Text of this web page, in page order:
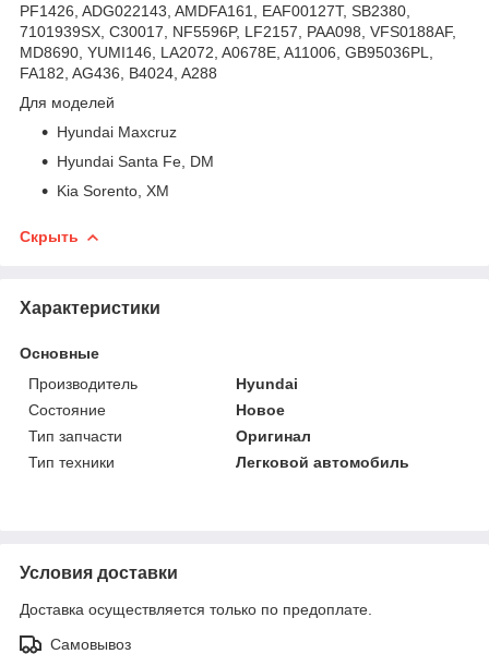
PF1426, ADG022143, AMDFA161, EAF00127T, SB2380,
7101939SX, C30017, NF5596P, LF2157, PAA098, VFS0188AF,
MD8690, YUMI146, LA2072, A0678E, A11006, GB95036PL,
FA182, AG436, B4024, A288
Для моделей
Hyundai Maxcruz
Hyundai Santa Fe, DM
Kia Sorento, XM
Скрыть
Характеристики
Основные
Производитель
Hyundai
Состояние
Новое
Тип запчасти
Оригинал
Тип техники
Легковой автомобиль
Условия доставки
Доставка осуществляется только по предоплате.
Самовывоз